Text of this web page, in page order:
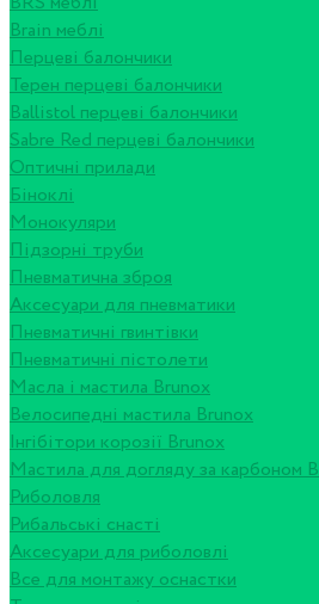
Brain меблі
Перцеві балончики
Терен перцеві балончики
Ballistol перцеві балончики
Sabre Red перцеві балончики
Оптичні прилади
Біноклі
Монокуляри
Підзорні труби
Пневматична зброя
Аксесуари для пневматики
Пневматичні гвинтівки
Пневматичні пістолети
Масла і мастила Brunox
Велосипедні мастила Brunox
Інгібітори корозії Brunox
Мастила для догляду за карбоном
Риболовля
Рибальські снасті
Аксесуари для риболовлі
Все для монтажу оснастки